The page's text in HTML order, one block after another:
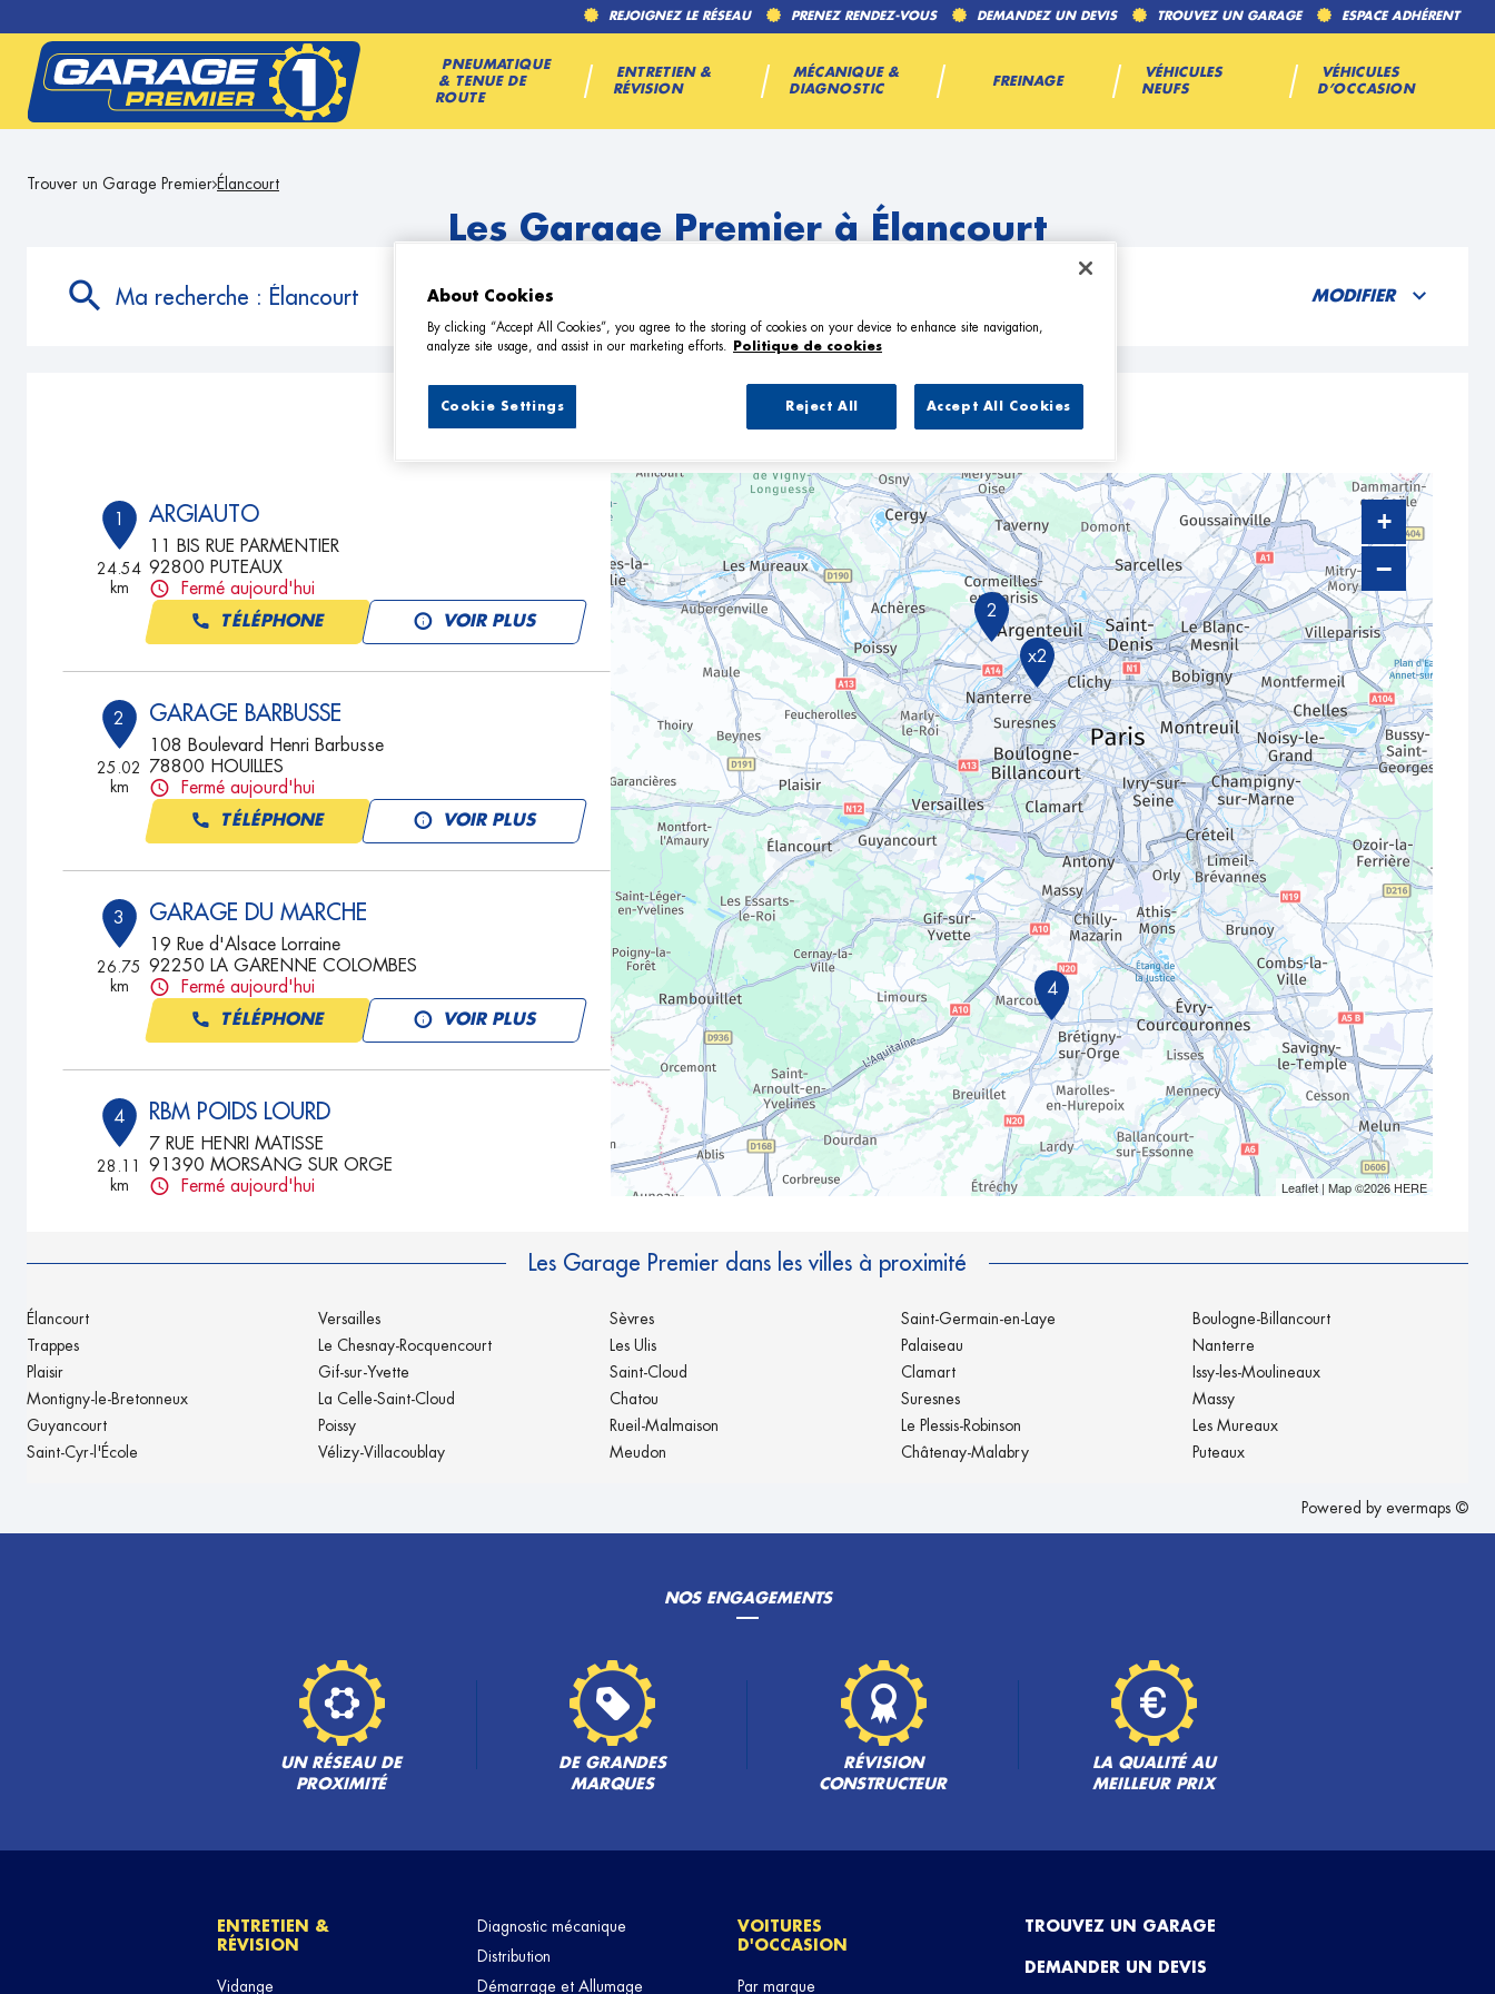
REJOIGNEZ LE RÉSEAU PRENEZ RENDEZ-VOUS DEMANDEZ UN DEVIS TROUVEZ UN GARAGE ESPACE ADHÉRENT
PNEUMATIQUE
& TENUE DE
ROUTE
ENTRETIEN &
RÉVISION
MÉCANIQUE &
DIAGNOSTIC
FREINAGE
VÉHICULES
NEUFS
VÉHICULES
D’OCCASION
Trouver un Garage Premier Élancourt
Les Garage Premier à Élancourt
Ma recherche : Élancourt MODIFIER
4 Garage Premier à Élancourt
1
24.54
km
ARGIAUTO
11 BIS RUE PARMENTIER
92800 PUTEAUX
Fermé aujourd'hui
TÉLÉPHONE VOIR PLUS
2
25.02
km
GARAGE BARBUSSE
108 Boulevard Henri Barbusse
78800 HOUILLES
Fermé aujourd'hui
TÉLÉPHONE VOIR PLUS
3
26.75
km
GARAGE DU MARCHE
19 Rue d'Alsace Lorraine
92250 LA GARENNE COLOMBES
Fermé aujourd'hui
TÉLÉPHONE VOIR PLUS
4
28.11
km
RBM POIDS LOURD
7 RUE HENRI MATISSE
91390 MORSANG SUR ORGE
Fermé aujourd'hui
4
2
x2
+
−
Leaflet| Map ©2026 HERE
Les Garage Premier dans les villes à proximité
Élancourt
Trappes
Plaisir
Montigny-le-Bretonneux
Guyancourt
Saint-Cyr-l'École
Versailles
Le Chesnay-Rocquencourt
Gif-sur-Yvette
La Celle-Saint-Cloud
Poissy
Vélizy-Villacoublay
Sèvres
Les Ulis
Saint-Cloud
Chatou
Rueil-Malmaison
Meudon
Saint-Germain-en-Laye
Palaiseau
Clamart
Suresnes
Le Plessis-Robinson
Châtenay-Malabry
Boulogne-Billancourt
Nanterre
Issy-les-Moulineaux
Massy
Les Mureaux
Puteaux
Powered by evermaps ©
NOS ENGAGEMENTS
UN RÉSEAU DE
PROXIMITÉ
DE GRANDES
MARQUES
RÉVISION
CONSTRUCTEUR
LA QUALITÉ AU
MEILLEUR PRIX
ENTRETIEN &
RÉVISION
Vidange
Diagnostic mécanique
Distribution
Démarrage et Allumage
VOITURES
D'OCCASION
Par marque
TROUVEZ UN GARAGE
DEMANDER UN DEVIS
About Cookies
By clicking “Accept All Cookies”, you agree to the storing of cookies on your device to enhance site navigation,
analyze site usage, and assist in our marketing efforts.
Politique de cookies
Reject All Accept All Cookies
Cookie Settings